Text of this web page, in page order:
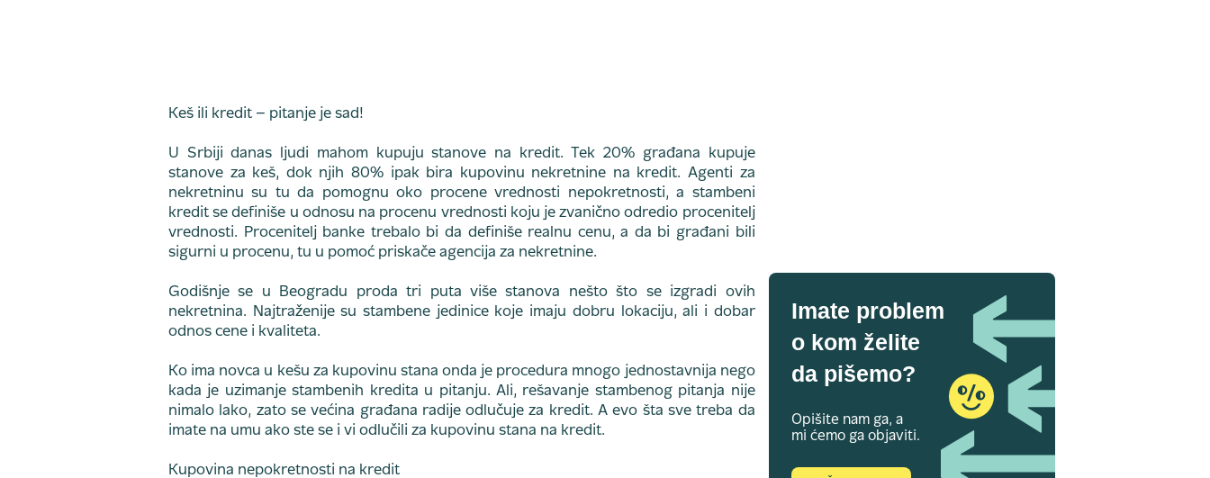
Keš ili kredit – pitanje je sad!
U Srbiji danas ljudi mahom kupuju stanove na kredit. Tek 20% građana kupuje
stanove za keš, dok njih 80% ipak bira kupovinu nekretnine na kredit. Agenti za
nekretninu su tu da pomognu oko procene vrednosti nepokretnosti, a stambeni
kredit se definiše u odnosu na procenu vrednosti koju je zvanično odredio procenitelj
vrednosti. Procenitelj banke trebalo bi da definiše realnu cenu, a da bi građani bili
sigurni u procenu, tu u pomoć priskače agencija za nekretnine.
Godišnje se u Beogradu proda tri puta više stanova nešto što se izgradi ovih
nekretnina. Najtraženije su stambene jedinice koje imaju dobru lokaciju, ali i dobar
odnos cene i kvaliteta.
Ko ima novca u kešu za kupovinu stana onda je procedura mnogo jednostavnija nego
kada je uzimanje stambenih kredita u pitanju. Ali, rešavanje stambenog pitanja nije
nimalo lako, zato se većina građana radije odlučuje za kredit. A evo šta sve treba da
imate na umu ako ste se i vi odlučili za kupovinu stana na kredit.
Kupovina nepokretnosti na kredit
Imate problem
o kom želite
da pišemo?
Opišite nam ga, a
mi ćemo ga objaviti.